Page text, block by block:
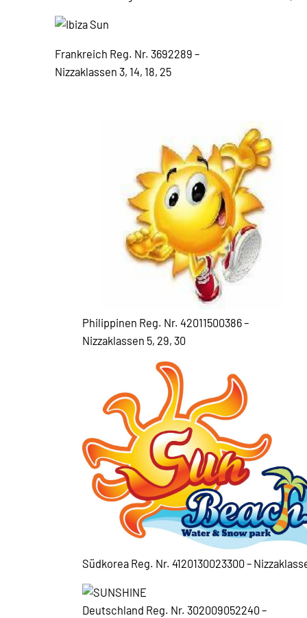
Frankreich Reg. Nr. 3692289 –
Nizzaklassen 3, 14, 18, 25
Philippinen Reg. Nr. 42011500386 –
Nizzaklassen 5, 29, 30
Südkorea Reg. Nr. 4120130023300 –
Deutschland Reg. Nr. 302009052240 –